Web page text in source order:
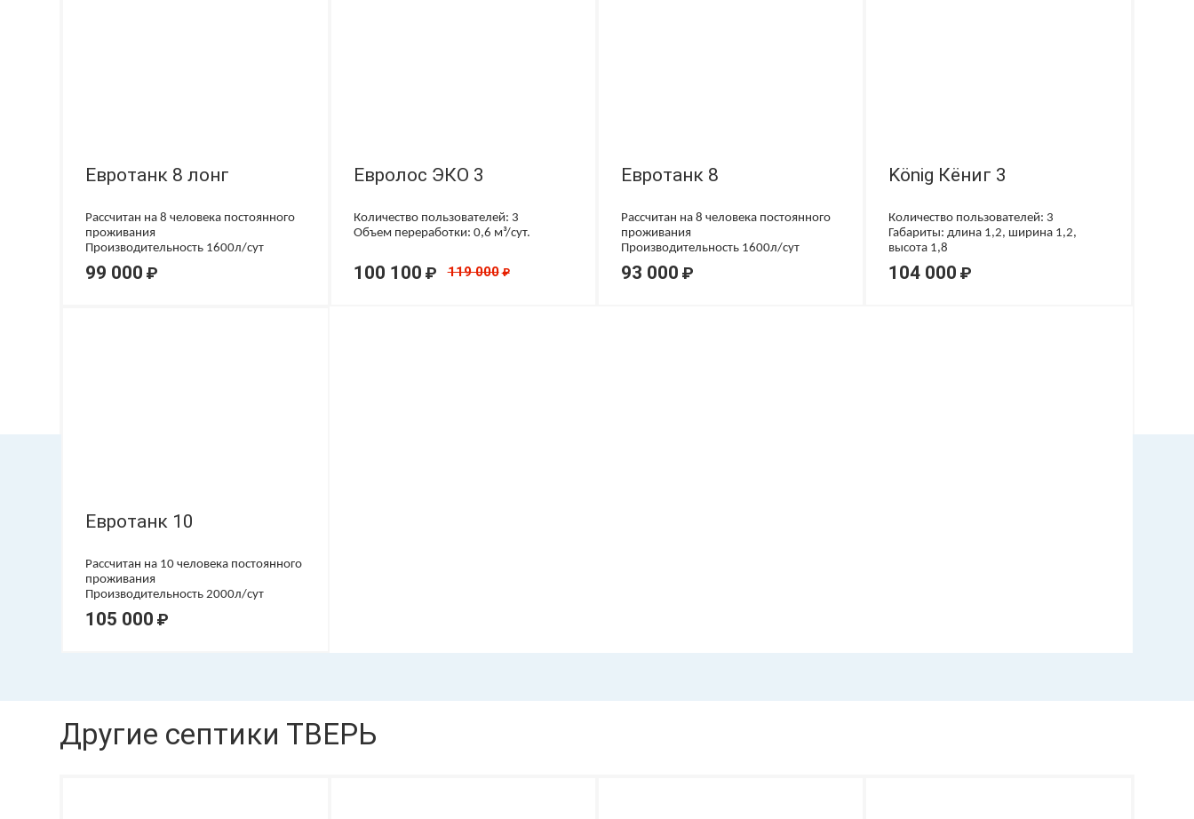
Евротанк 8 лонг
Рассчитан на 8 человека постоянного
проживания
Производительность 1600л/сут
99 000 ₽
Евролос ЭКО 3
Количество пользователей: 3
Объем переработки: 0,6 м³/сут.
100 100 ₽ 119 000 ₽
Евротанк 8
Рассчитан на 8 человека постоянного
проживания
Производительность 1600л/сут
93 000 ₽
König Кёниг 3
Количество пользователей: 3
Габариты: длина 1,2, ширина 1,2,
высота 1,8
104 000 ₽
Евротанк 10
Рассчитан на 10 человека постоянного
проживания
Производительность 2000л/сут
105 000 ₽
Другие септики ТВЕРЬ